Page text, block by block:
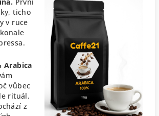
ticho
v ruce
Arabica
vůbec
rituál.
z